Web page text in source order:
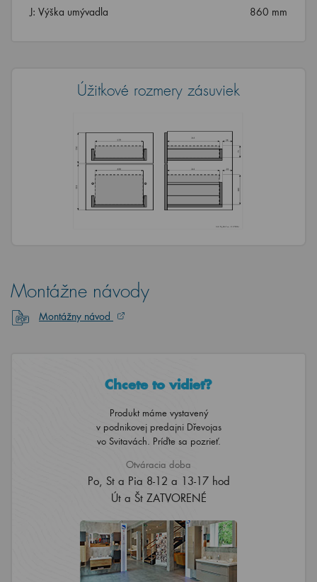
J: Výška umývadla 860 mm
Úžitkové rozmery zásuviek
Montážne návody
Montážny návod
Chcete to vidieť?
Produkt máme vystavený
v podnikovej predajni Dřevojas
vo Svitavách. Príďte sa pozrieť.
Otváracia doba
Po, St a Pia 8-12 a 13-17 hod
Út a Št ZATVORENÉ